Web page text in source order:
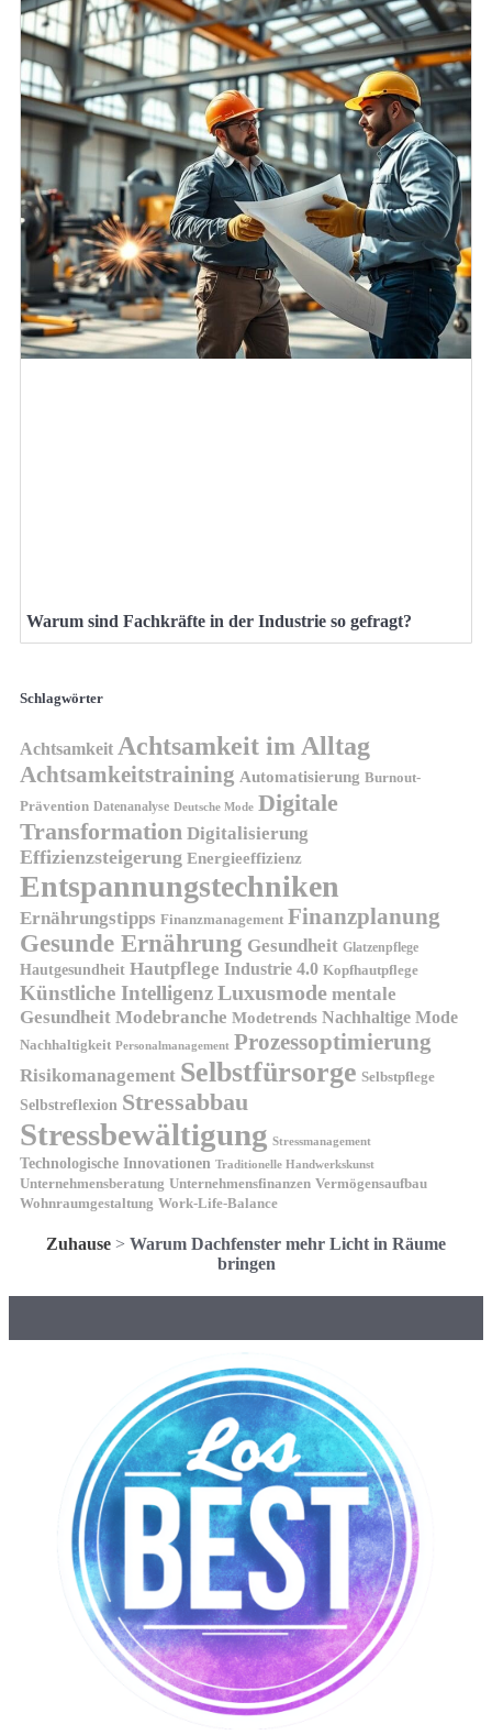
Warum sind Fachkräfte in der Industrie so gefragt?
Schlagwörter
Achtsamkeit Achtsamkeit im Alltag
Achtsamkeitstraining Automatisierung Burnout-
Prävention Datenanalyse Deutsche Mode Digitale
Transformation Digitalisierung
Effizienzsteigerung Energieeffizienz
Entspannungstechniken
Ernährungstipps Finanzmanagement Finanzplanung
Gesunde Ernährung Gesundheit Glatzenpflege
Hautgesundheit Hautpflege Industrie 4.0 Kopfhautpflege
Künstliche IntelligenzLuxusmode mentale
Gesundheit Modebranche Modetrends Nachhaltige Mode
Nachhaltigkeit Personalmanagement Prozessoptimierung
Risikomanagement Selbstfürsorge Selbstpflege
Selbstreflexion Stressabbau
Stressbewältigung Stressmanagement
Technologische Innovationen Traditionelle Handwerkskunst
Unternehmensberatung Unternehmensfinanzen Vermögensaufbau
Wohnraumgestaltung Work-Life-Balance
Zuhause > Warum Dachfenster mehr Licht in Räume
bringen